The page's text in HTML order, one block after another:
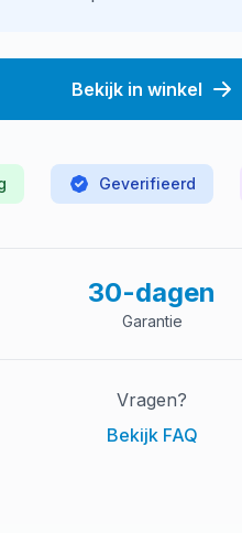
Bekijk in winkel
Geverifieerd
30-dagen
Garantie
Vragen?
Bekijk FAQ